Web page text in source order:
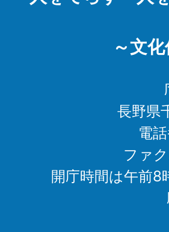
～文
長野県
電
ファ
開庁時間は午前